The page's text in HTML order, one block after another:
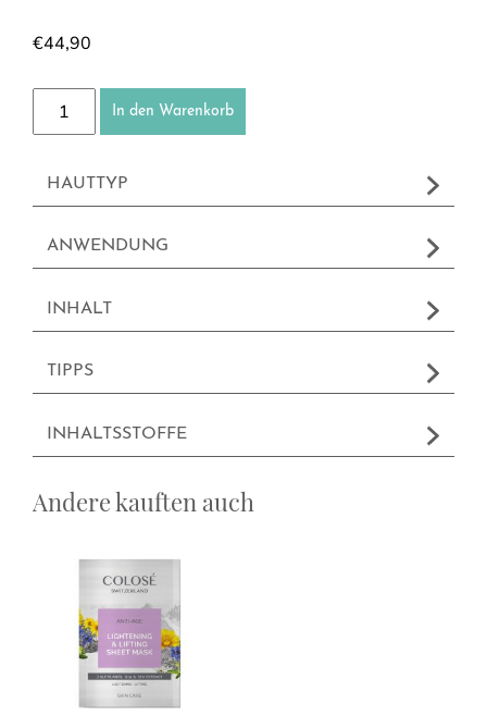
€44,90
Pflanzenstammzellen - 24h Creme Menge
In den Warenkorb
HAUTTYP
ANWENDUNG
INHALT
TIPPS
INHALTSSTOFFE
Andere kauften auch